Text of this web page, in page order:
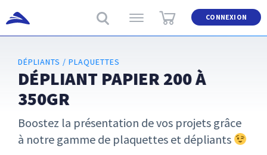
CONNEXION
DÉPLIANTS / PLAQUETTES
DÉPLIANT PAPIER 200 À
350GR
Boostez la présentation de vos projets grâce
à notre gamme de plaquettes et dépliants